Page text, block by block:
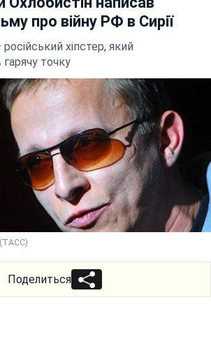
про війну РФ в Сирії
хіпстер, який
точку
(ТАСС)
Поделиться